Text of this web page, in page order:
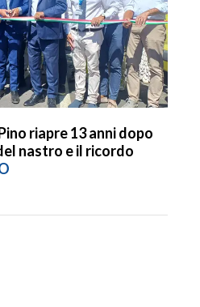
riapre 13 anni dopo
nastro e il ricordo